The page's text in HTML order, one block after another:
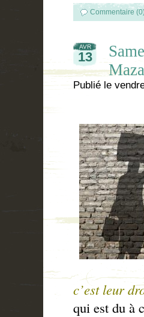
Commentaire
AVR
13
Publié le
c’est leur
qui est du à